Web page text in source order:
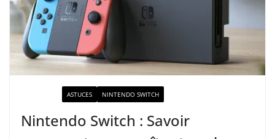
ASTUCES NINTENDO SWITCH
Nintendo Switch : Savoir